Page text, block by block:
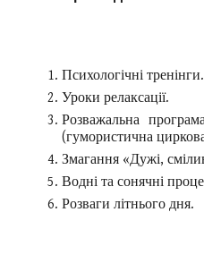
Психологічні тренінги.
Уроки релаксації.
Розважальна
(гумористична
Змагання «Дужі,
Водні та сонячні
Розваги літнього дня.